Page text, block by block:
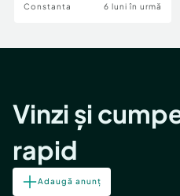
Constanta 6 luni în urmă
Vinzi și
rapid
Adaugă anunț